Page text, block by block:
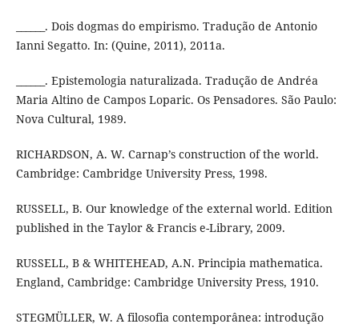
______. Dois dogmas do empirismo. Tradução de Antonio
Ianni Segatto. In: (Quine, 2011), 2011a.
______. Epistemologia naturalizada. Tradução de Andréa
Maria Altino de Campos Loparic. Os Pensadores. São Paulo:
Nova Cultural, 1989.
RICHARDSON, A. W. Carnap’s construction of the world.
Cambridge: Cambridge University Press, 1998.
RUSSELL, B. Our knowledge of the external world. Edition
published in the Taylor & Francis e-Library, 2009.
RUSSELL, B & WHITEHEAD, A.N. Principia mathematica.
England, Cambridge: Cambridge University Press, 1910.
STEGMÜLLER, W. A filosofia contemporânea: introdução